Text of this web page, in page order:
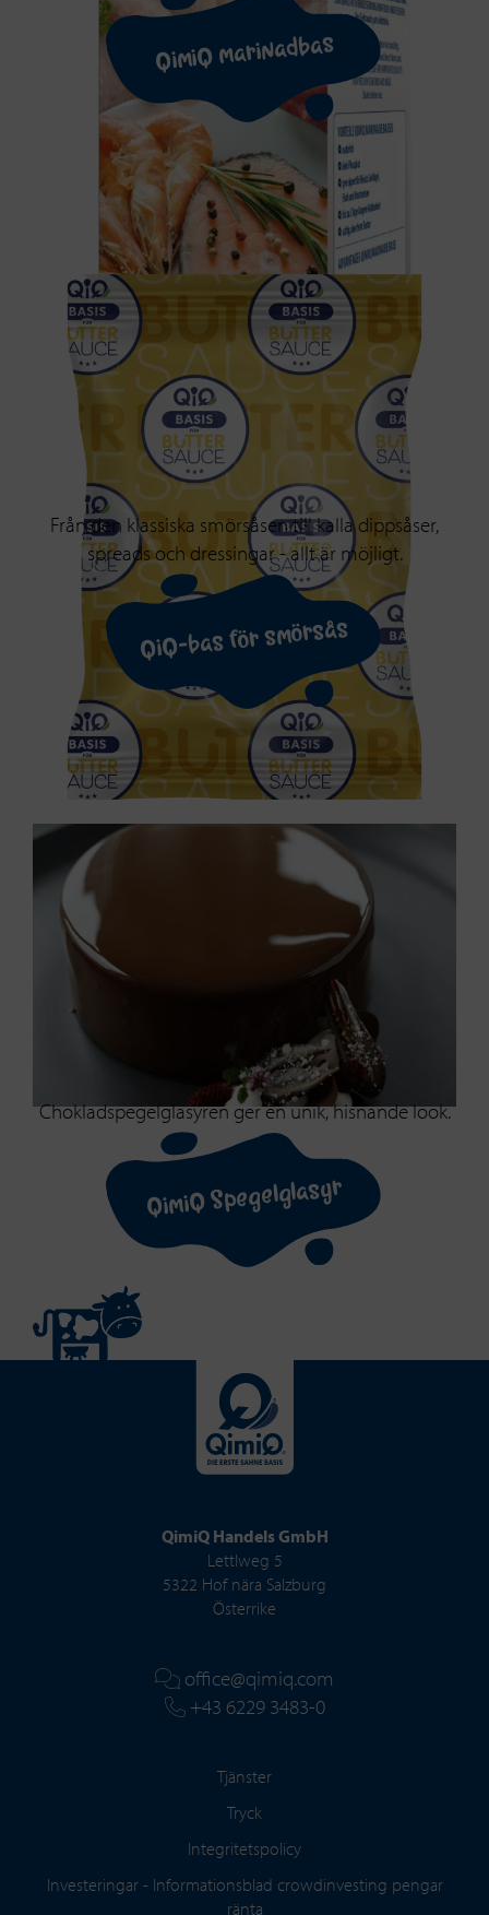
QimiQ marinadbas
Från den klassiska smörsåsen till kalla dippsåser,
spreads och dressingar - allt är möjligt.
QiQ-bas för smörsås
Chokladspegelglasyren ger en unik, hisnande look.
QimiQ Spegelglasyr
QimiQ Handels GmbH
Lettlweg 5
5322 Hof nära Salzburg
Österrike
office@qimiq.com
+43 6229 3483-0
Tjänster
Tryck
Integritetspolicy
Investeringar - Informationsblad crowdinvesting pengar
ränta